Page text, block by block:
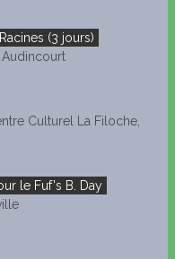
(3 jours)
Audincourt
Culturel La Filoche,
le Fuf's B. Day